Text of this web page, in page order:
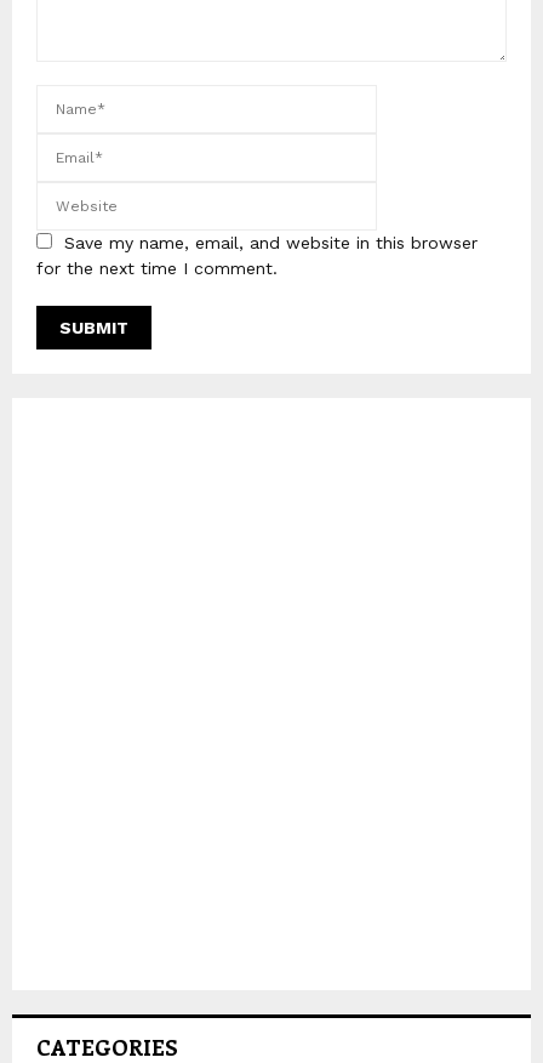
Save my name, email, and website in this browser
for the next time I comment.
CATEGORIES